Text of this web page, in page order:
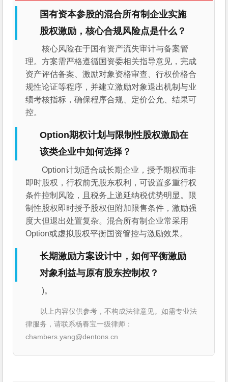
国有资本参股的混合所有制企业实施
股权激励，核心合规风险点是什么？
核心风险在于国有资产流失审计与备案管
理。方案需严格遵循国资委相关指导意见，完成
资产评估备案、激励对象资格审查、行权价格合
规性论证等程序，并建立激励对象退出机制与业
绩考核指标，确保程序合规、定价公允、结果可
控。
Option期权计划与限制性股权激励在
该类企业中如何选择？
Option计划适合成长期企业，授予期权而非
即时股权，行权前无股东权利，可设置多重行权
条件控制风险，且税务上递延纳税优势明显。限
制性股权即时授予股权但附加限售条件，激励强
度大但退出处置复杂。混合所有制企业常采用
Option或虚拟股权平衡国资管控与激励效果。
长期激励方案设计中，如何平衡激励
对象利益与原有股东控制权？
)。
以上内容仅供参考，不构成法律意见。如需专业法
律服务，请联系杨春宝一级律师：
chambers.yang@dentons.cn